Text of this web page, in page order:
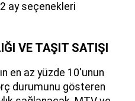
ay seçenekleri
VE TAŞIT SATIŞI
en az yüzde 10'unun
durumunu gösteren